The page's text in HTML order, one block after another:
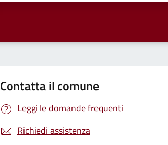
Contatta il comune
Leggi le domande frequenti
Richiedi assistenza